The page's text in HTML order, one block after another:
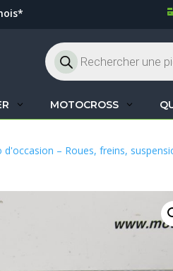
Recherche
de
produits
MOTOCROSS
d'occasion – Roues, freins,